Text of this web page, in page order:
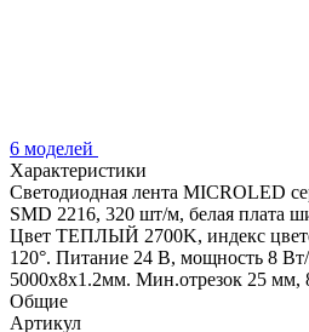
6 моделей
Характеристики
Светодиодная лента MICROLED
SMD 2216, 320 шт/м, белая плата
Цвет ТЕПЛЫЙ 2700K, индекс
120°. Питание 24 В, мощность 8
5000x8x1.2мм. Мин.отрезок 25 мм,
Общие
Артикул